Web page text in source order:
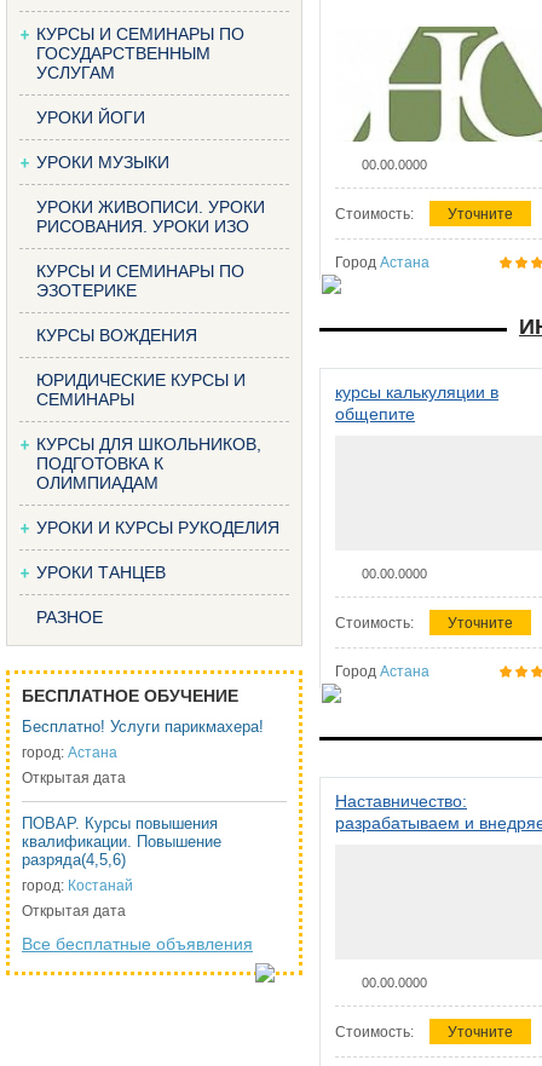
КУРСЫ И СЕМИНАРЫ ПО
ГОСУДАРСТВЕННЫМ
УСЛУГАМ
УРОКИ ЙОГИ
УРОКИ МУЗЫКИ
УРОКИ ЖИВОПИСИ. УРОКИ
РИСОВАНИЯ. УРОКИ ИЗО
КУРСЫ И СЕМИНАРЫ ПО
ЭЗОТЕРИКЕ
КУРСЫ ВОЖДЕНИЯ
ЮРИДИЧЕСКИЕ КУРСЫ И
СЕМИНАРЫ
КУРСЫ ДЛЯ ШКОЛЬНИКОВ,
ПОДГОТОВКА К
ОЛИМПИАДАМ
УРОКИ И КУРСЫ РУКОДЕЛИЯ
УРОКИ ТАНЦЕВ
РАЗНОЕ
БЕСПЛАТНОЕ ОБУЧЕНИЕ
Бесплатно! Услуги парикмахера!
город: Астана
Открытая дата
ПОВАР. Курсы повышения
квалификации. Повышение
разряда(4,5,6)
город: Костанай
Открытая дата
Все бесплатные объявления
00.00.0000
Стоимость: Уточните
Город Астана
курсы калькуляции в
общепите
00.00.0000
Стоимость: Уточните
Город Астана
Наставничество:
разрабатываем и
00.00.0000
Стоимость: Уточните